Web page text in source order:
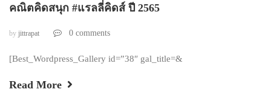
คณิตคิดสนุก #แรลลี่คิดส์ ปี 2565
by jittrapat 0 comments
[Best_Wordpress_Gallery id=”38″ gal_title=&
Read More